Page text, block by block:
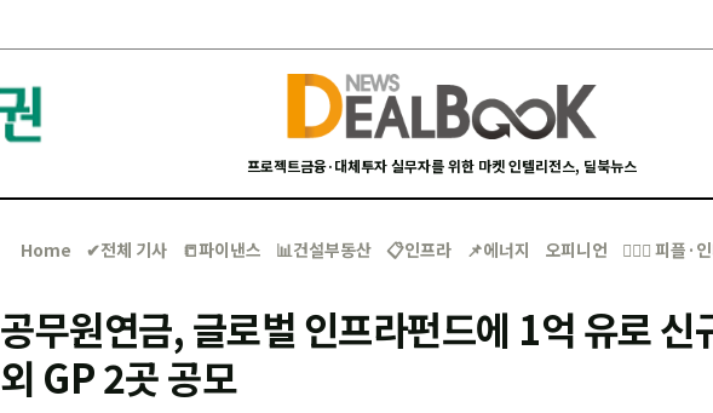
프로젝트금융·대체투자 실무자를 위한 마켓 인텔리전스, 딜북뉴스
Home ✔︎전체 기사 📒파이낸스 📊건설부동산 📋인프라 📌에너지 오피니언 🙋🏻‍♂️ 피플·
공무원연금, 글로벌 인프라펀드에 1억 유로
외 GP 2곳 공모